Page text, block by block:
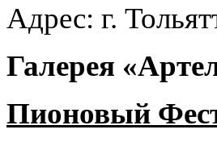
Адрес: г.
Галерея
Пионовый